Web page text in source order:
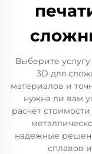
Выберите
3D для
материалов и
нужна ли вам
расчет
надежные
сплавов